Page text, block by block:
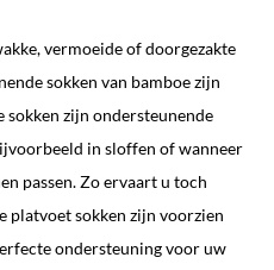
vermoeide of doorgezakte
sokken van bamboe zijn
sokken zijn ondersteunende
in sloffen of wanneer
passen. Zo ervaart u toch
platvoet sokken zijn voorzien
ondersteuning voor uw